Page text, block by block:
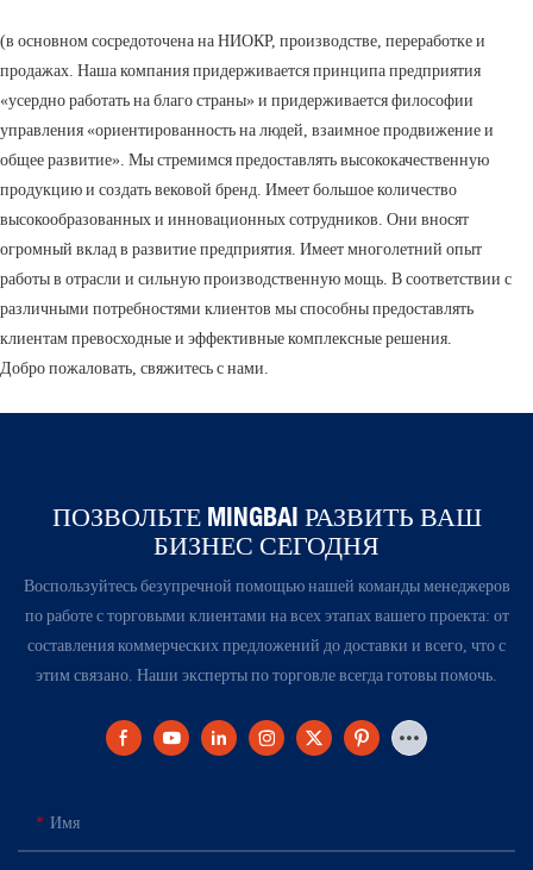
(в основном сосредоточена на НИОКР, производстве, переработке и
продажах. Наша компания придерживается принципа предприятия
«усердно работать на благо страны» и придерживается философии
управления «ориентированность на людей, взаимное продвижение и
общее развитие». Мы стремимся предоставлять высококачественную
продукцию и создать вековой бренд. Имеет большое количество
высокообразованных и инновационных сотрудников. Они вносят
огромный вклад в развитие предприятия. Имеет многолетний опыт
работы в отрасли и сильную производственную мощь. В соответствии с
различными потребностями клиентов мы способны предоставлять
клиентам превосходные и эффективные комплексные решения.
Добро пожаловать, свяжитесь с нами.
ПОЗВОЛЬТЕ MINGBAI РАЗВИТЬ ВАШ
БИЗНЕС СЕГОДНЯ
Воспользуйтесь безупречной помощью нашей команды менеджеров
по работе с торговыми клиентами на всех этапах вашего проекта: от
составления коммерческих предложений до доставки и всего, что с
этим связано. Наши эксперты по торговле всегда готовы помочь.
Имя